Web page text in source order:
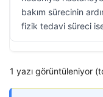
bakım sürecinin
fizik tedavi süreci
1 yazı görüntüleniyor